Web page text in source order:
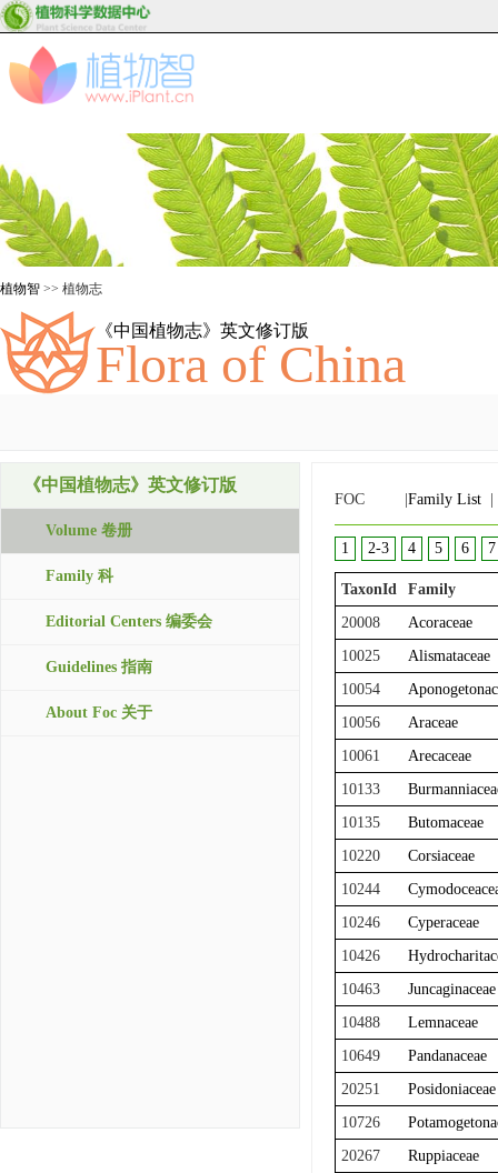
植物智 >> 植物志
《中国植物志》英文修订版
Flora of China
《中国植物志》英文修订版
Volume 卷册
Family 科
Editorial Centers 编委会
Guidelines 指南
About Foc 关于
FOC | Family List
1 2-3 4 5 6 7
TaxonId
Family
20008
Acoraceae
10025
Alismataceae
10054
10056
Araceae
10061
Arecaceae
10133
10135
Butomaceae
10220
Corsiaceae
10244
10246
Cyperaceae
10426
10463
Juncaginaceae
10488
Lemnaceae
10649
Pandanaceae
20251
Posidoniaceae
10726
20267
Ruppiaceae